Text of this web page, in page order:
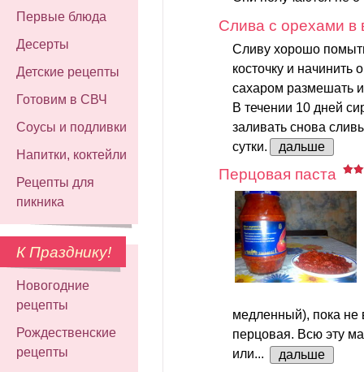
Первые блюда
Десерты
Детские рецепты
Готовим в СВЧ
Соусы и подливки
Напитки, коктейли
Рецепты для
пикника
К Празднику!
Новогодние
рецепты
Рождественские
рецепты
Слива с орехами в
Сливу хорошо
косточку и начинить
сахаром размешать и
В течении 10 дней
заливать снова
сутки.
дальше
Перцовая паста
медленный), пока не
перцовая. Всю эту
или...
дальше